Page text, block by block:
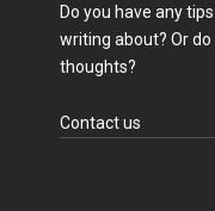
Do you have any
writing about? Or
thoughts?
Contact us